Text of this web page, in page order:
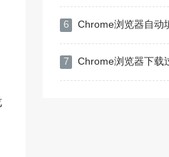
6 Chrome浏览器自动填
7 Chrome浏览器下载